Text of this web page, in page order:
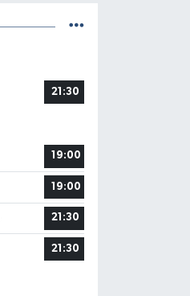
21:30
19:00
19:00
21:30
21:30